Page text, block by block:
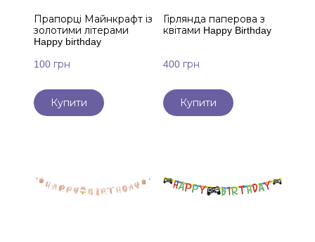
Прапорці Майнкрафт із
золотими літерами
Happy birthday
100 грн
Купити
Гірлянда паперова з
квітами Happy Birthday
400 грн
Купити